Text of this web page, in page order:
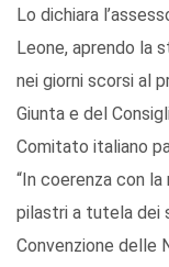
Lo dichiara
Leone, aprendo la
nei giorni scorsi al
Giunta e del
Comitato italiano
“In coerenza con
pilastri a tutela dei
Convenzione delle